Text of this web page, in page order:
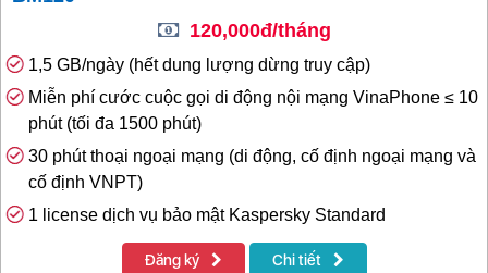
120,000đ/tháng
1,5 GB/ngày (hết dung lượng dừng truy cập)
Miễn phí cước cuộc gọi di động nội mạng VinaPhone ≤ 10
phút (tối đa 1500 phút)
30 phút thoại ngoại mạng (di động, cố định ngoại mạng và
cố định VNPT)
1 license dịch vụ bảo mật Kaspersky Standard
Đăng ký Chi tiết